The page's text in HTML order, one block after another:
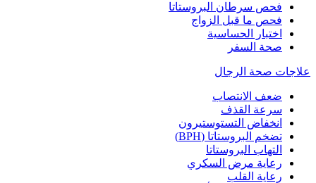
فحص سرطان البروستاتا
فحص ما قبل الزواج
اختبار الحساسية
صحة السفر
علاجات صحة الرجال
ضعف الانتصاب
سرعة القذف
انخفاض التستوستيرون
تضخم البروستاتا (BPH)
التهاب البروستاتا
رعاية مرض السكري
رعاية القلب